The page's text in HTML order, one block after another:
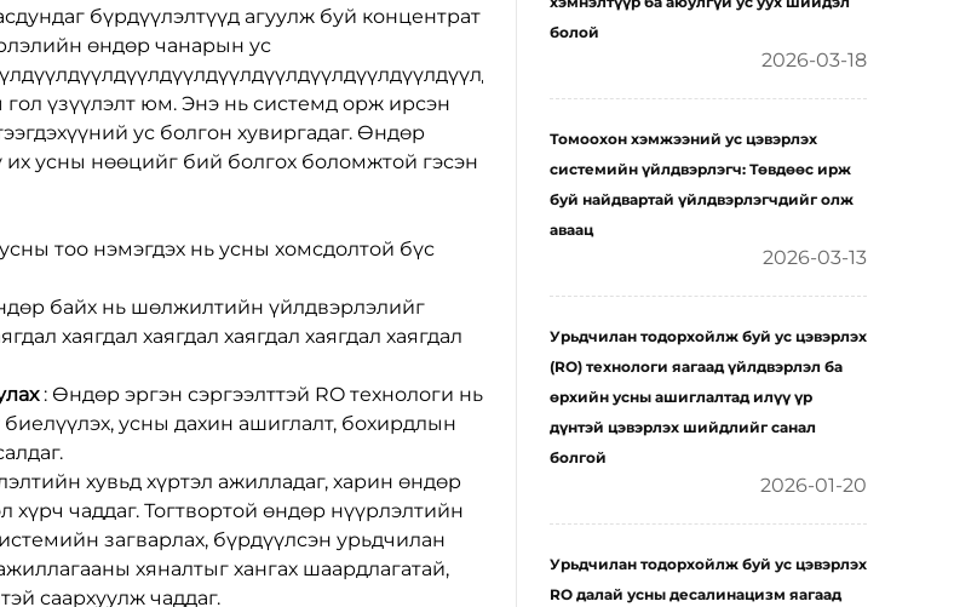
бүрдүүлэлтүүд агуулж буй концентрат
өндөр чанарын ус
үзүүлэлт юм. Энэ нь системд орж ирсэн
ус болгон хувиргадаг. Өндөр
их усны нөөцийг бий болгох боломжтой гэсэн
тоо нэмэгдэх нь усны хомсдолтой бүс
байх нь шөлжилтийн үйлдвэрлэлийг
хаягдал хаягдал хаягдал хаягдал хаягдал
: Өндөр эргэн сэргээлттэй RO технологи нь
усны дахин ашиглалт, бохирдлын
хувьд хүртэл ажилладаг, харин өндөр
хүрч чаддаг. Тогтвортой өндөр нүүрлэлтийн
загварлах, бүрдүүлсэн урьдчилан
хяналтыг хангах шаардлагатай,
саархуулж чаддаг.
болой
2026-03-18
Томоохон хэмжээний ус цэвэрлэх
системийн үйлдвэрлэгч: Төвдөөс ирж
буй найдвартай үйлдвэрлэгчдийг олж
аваац
2026-03-13
Урьдчилан тодорхойлж буй ус цэвэрлэх
(RO) технологи яагаад үйлдвэрлэл ба
өрхийн усны ашиглалтад илүү үр
дүнтэй цэвэрлэх шийдлийг санал
болгой
2026-01-20
Урьдчилан тодорхойлж буй ус цэвэрлэх
RO далай усны десалинацизм яагаад